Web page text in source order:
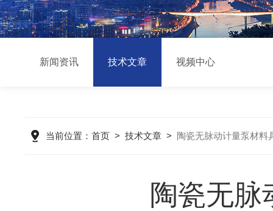
新闻资讯 技术文章 视频中心
当前位置： 首页> 技术文章> 陶瓷无脉动计量泵材料
陶瓷无脉